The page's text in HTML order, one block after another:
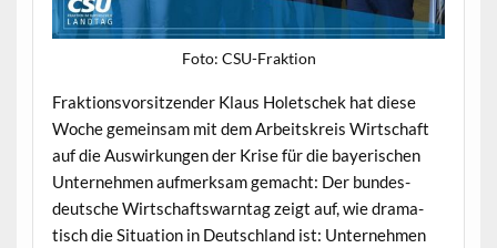
Foto: CSU-Frak­tion
Frak­tionsvor­sitzen­der Klaus Holetschek hat diese
Woche gemein­sam mit dem Arbeit­skreis Wirtschaft
auf die Auswirkun­gen der Krise für die bay­erischen
Unternehmen aufmerk­sam gemacht: Der bun­des­
deutsche Wirtschaftswarn­tag zeigt auf, wie drama­
tisch die Sit­u­a­tion in Deutsch­land ist: Unternehmen